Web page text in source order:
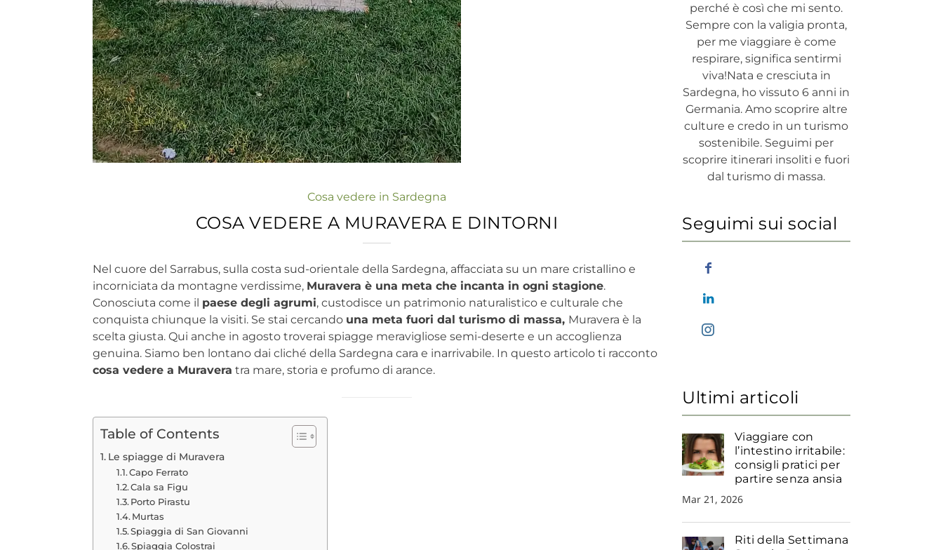
Cosa vedere in Sardegna
COSA VEDERE A MURAVERA E DINTORNI
Nel cuore del Sarrabus, sulla costa sud-orientale della Sardegna, affacciata su un mare cristallino e
incorniciata da montagne verdissime, Muravera è una meta che incanta in ogni stagione.
Conosciuta come il paese degli agrumi, custodisce un patrimonio naturalistico e culturale che
conquista chiunque la visiti. Se stai cercando una meta fuori dal turismo di massa, Muravera è la
scelta giusta. Qui anche in agosto troverai spiagge meravigliose semi-deserte e un accoglienza
genuina. Siamo ben lontano dai cliché della Sardegna cara e inarrivabile. In questo articolo ti racconto
cosa vedere a Muravera tra mare, storia e profumo di arance.
Table of Contents
Le spiagge di Muravera
Capo Ferrato
Cala sa Figu
Porto Pirastu
Murtas
Spiaggia di San Giovanni
Spiaggia Colostrai
perché è così che mi sento.
Sempre con la valigia pronta,
per me viaggiare è come
respirare, significa sentirmi
viva!Nata e cresciuta in
Sardegna, ho vissuto 6 anni in
Germania. Amo scoprire altre
culture e credo in un turismo
sostenibile. Seguimi per
scoprire itinerari insoliti e fuori
dal turismo di massa.
Seguimi sui social
Ultimi articoli
Viaggiare con
l’intestino irritabile:
consigli pratici per
partire senza ansia
Mar 21, 2026
Riti della Settimana